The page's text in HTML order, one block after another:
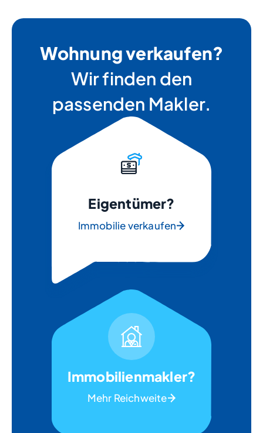
Wohnung verkaufen?
Wir finden den
passenden Makler.
Eigentümer?
Immobilie verkaufen
Immobilienmakler?
Mehr Reichweite